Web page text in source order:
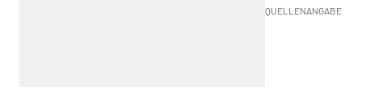
QUELLENANGABE